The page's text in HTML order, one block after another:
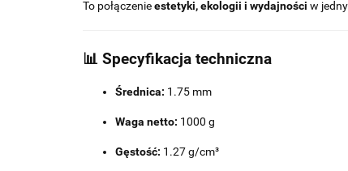
To połączenieestetyki, ekologii i wydajności w
📊 Specyfikacja techniczna
Średnica: 1.75 mm
Waga netto: 1000 g
Gęstość: 1.27 g/cm³